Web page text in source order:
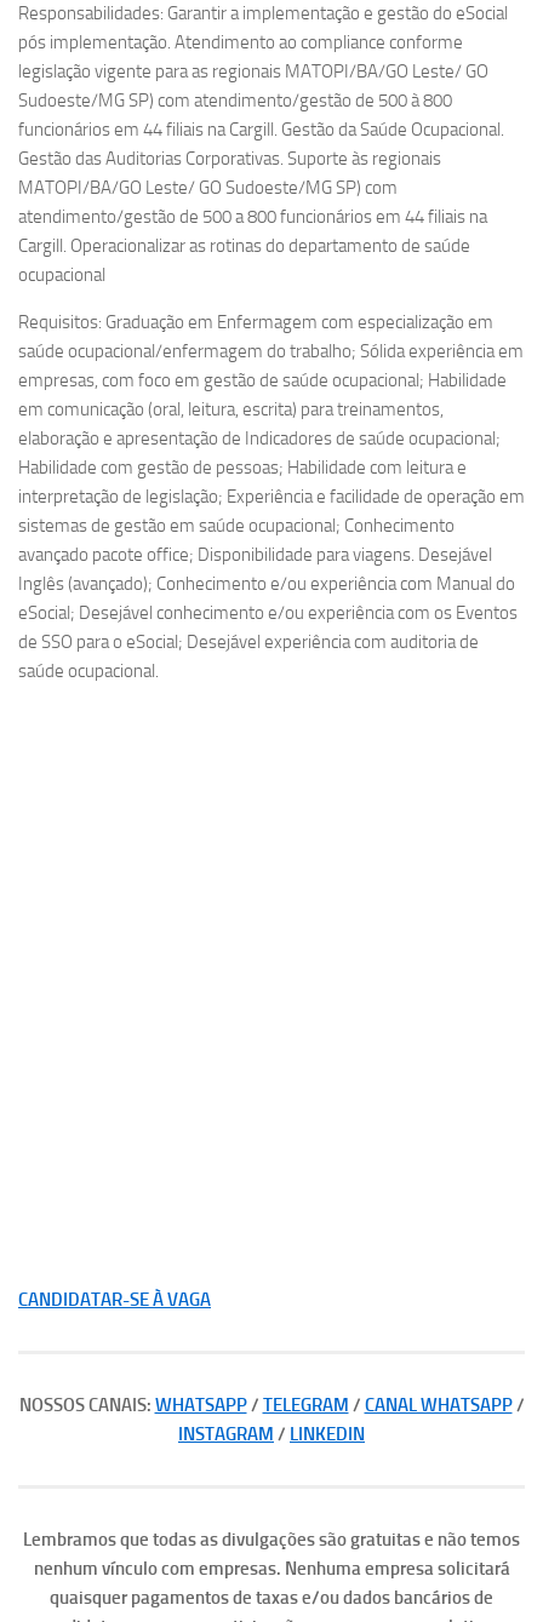
Responsabilidades: Garantir a implementação e gestão do eSocial
pós implementação. Atendimento ao compliance conforme
legislação vigente para as regionais MATOPI/BA/GO Leste/ GO
Sudoeste/MG SP) com atendimento/gestão de 500 à 800
funcionários em 44 filiais na Cargill. Gestão da Saúde Ocupacional.
Gestão das Auditorias Corporativas. Suporte às regionais
MATOPI/BA/GO Leste/ GO Sudoeste/MG SP) com
atendimento/gestão de 500 a 800 funcionários em 44 filiais na
Cargill. Operacionalizar as rotinas do departamento de saúde
ocupacional
Requisitos: Graduação em Enfermagem com especialização em
saúde ocupacional/enfermagem do trabalho; Sólida experiência em
empresas, com foco em gestão de saúde ocupacional; Habilidade
em comunicação (oral, leitura, escrita) para treinamentos,
elaboração e apresentação de Indicadores de saúde ocupacional;
Habilidade com gestão de pessoas; Habilidade com leitura e
interpretação de legislação; Experiência e facilidade de operação em
sistemas de gestão em saúde ocupacional; Conhecimento
avançado pacote office; Disponibilidade para viagens. Desejável
Inglês (avançado); Conhecimento e/ou experiência com Manual do
eSocial; Desejável conhecimento e/ou experiência com os Eventos
de SSO para o eSocial; Desejável experiência com auditoria de
saúde ocupacional.
CANDIDATAR-SE À VAGA
NOSSOS CANAIS: WHATSAPP/ TELEGRAM / CANAL WHATSAPP/
INSTAGRAM / LINKEDIN
Lembramos que todas as divulgações são gratuitas e não temos
nenhum vínculo com empresas. Nenhuma empresa solicitará
quaisquer pagamentos de taxas e/ou dados bancários de